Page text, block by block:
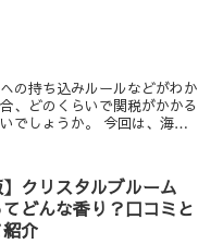
の持ち込みルールなどがわか
、どのくらいで関税がかかる
でしょうか。 今回は、海外
】クリスタルブルーム
どんな香り？口コミと
介